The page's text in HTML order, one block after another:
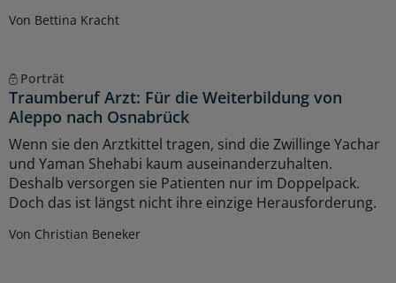
Von Bettina Kracht
Porträt
Traumberuf Arzt: Für die Weiterbildung von
Aleppo nach Osnabrück
Wenn sie den Arztkittel tragen, sind die Zwillinge Yachar
und Yaman Shehabi kaum auseinanderzuhalten.
Deshalb versorgen sie Patienten nur im Doppelpack.
Doch das ist längst nicht ihre einzige Herausforderung.
Von Christian Beneker